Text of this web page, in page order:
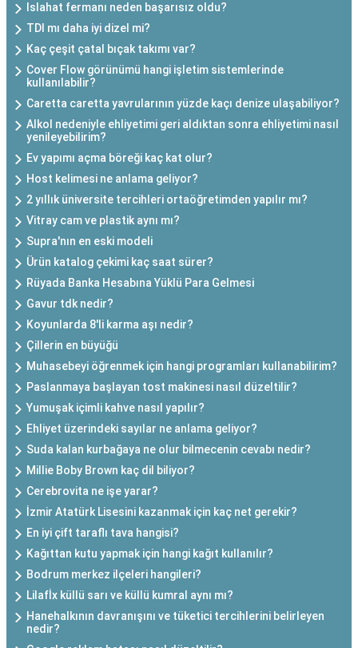
Islahat fermanı neden başarısız oldu?
TDI mı daha iyi dizel mi?
Kaç çeşit çatal bıçak takımı var?
Cover Flow görünümü hangi işletim sistemlerinde
kullanılabilir?
Caretta caretta yavrularının yüzde kaçı denize ulaşabiliyor?
Alkol nedeniyle ehliyetimi geri aldıktan sonra ehliyetimi nasıl
yenileyebilirim?
Ev yapımı açma böreği kaç kat olur?
Host kelimesi ne anlama geliyor?
2 yıllık üniversite tercihleri ortaöğretimden yapılır mı?
Vitray cam ve plastik aynı mı?
Supra'nın en eski modeli
Ürün katalog çekimi kaç saat sürer?
Rüyada Banka Hesabına Yüklü Para Gelmesi
Gavur tdk nedir?
Koyunlarda 8'li karma aşı nedir?
Çillerin en büyüğü
Muhasebeyi öğrenmek için hangi programları kullanabilirim?
Paslanmaya başlayan tost makinesi nasıl düzeltilir?
Yumuşak içimli kahve nasıl yapılır?
Ehliyet üzerindeki sayılar ne anlama geliyor?
Suda kalan kurbağaya ne olur bilmecenin cevabı nedir?
Millie Boby Brown kaç dil biliyor?
Cerebrovita ne işe yarar?
İzmir Atatürk Lisesini kazanmak için kaç net gerekir?
En iyi çift taraflı tava hangisi?
Kağıttan kutu yapmak için hangi kağıt kullanılır?
Bodrum merkez ilçeleri hangileri?
Lilafİx küllü sarı ve küllü kumral aynı mı?
Hanehalkının davranışını ve tüketici tercihlerini belirleyen
nedir?